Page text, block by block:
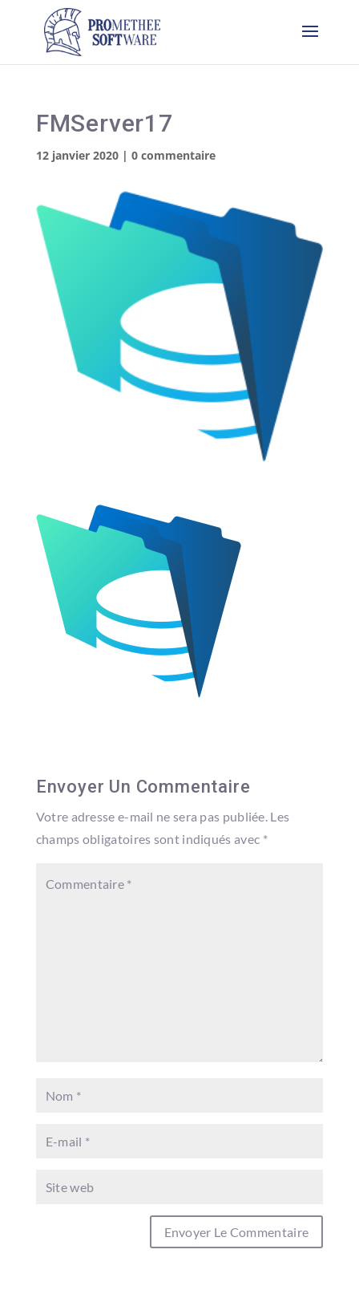
FMServer17
12 janvier 2020| 0 commentaire
Envoyer Un Commentaire
Votre adresse e-mail ne sera pas publiée. Les
champs obligatoires sont indiqués avec *